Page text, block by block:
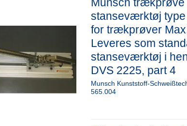
stanseværktøj type
for trækprøver
Leveres som
stanseværktøj i
DVS 2225, part 4
Munsch Kunststoff-
565.004